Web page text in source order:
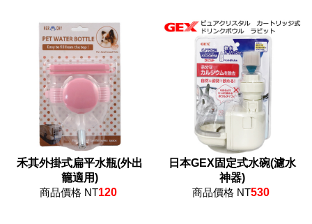
禾其外掛式扁平水瓶(外出
籠適用)
商品價格 NT120
日本GEX固定式水碗(濾水
神器)
商品價格 NT530